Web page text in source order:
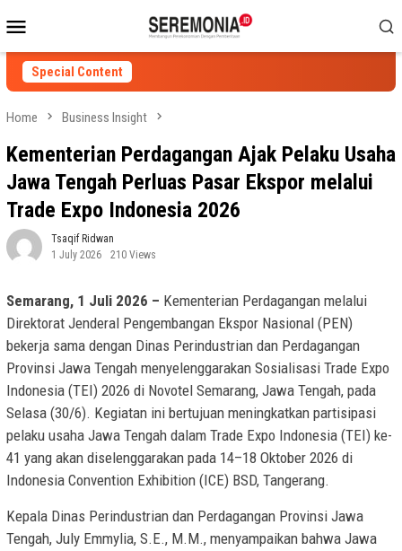
to
contentMenu
Special Content
Home Business Insight
Kementerian Perdagangan Ajak Pelaku Usaha
Jawa Tengah Perluas Pasar Ekspor melalui
Trade Expo Indonesia 2026
Tsaqif Ridwan
1 July 2026
210 Views
Semarang, 1 Juli 2026 – Kementerian Perdagangan melalui
Direktorat Jenderal Pengembangan Ekspor Nasional (PEN)
bekerja sama dengan Dinas Perindustrian dan Perdagangan
Provinsi Jawa Tengah menyelenggarakan Sosialisasi Trade Expo
Indonesia (TEI) 2026 di Novotel Semarang, Jawa Tengah, pada
Selasa (30/6). Kegiatan ini bertujuan meningkatkan partisipasi
pelaku usaha Jawa Tengah dalam Trade Expo Indonesia (TEI) ke-
41 yang akan diselenggarakan pada 14–18 Oktober 2026 di
Indonesia Convention Exhibition (ICE) BSD, Tangerang.
Kepala Dinas Perindustrian dan Perdagangan Provinsi Jawa
Tengah, July Emmylia, S.E., M.M., menyampaikan bahwa Jawa